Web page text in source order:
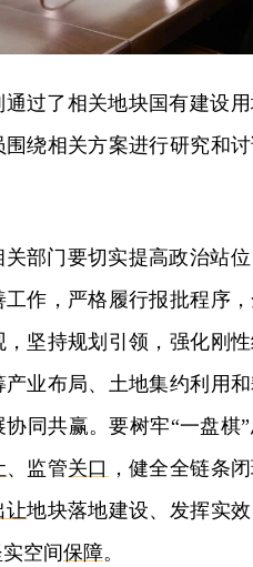
过了相关地块国有建设用
围绕相关方案进行研究和
部门要切实提高政治站
作，严格履行报批程序
坚持规划引领，强化刚
产业布局、土地集约利用
同共赢。要树牢“一盘棋
、监管关口 ，健全全链条
让地块落地建设、发挥实
空间保障。